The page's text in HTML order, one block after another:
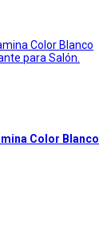
Color Blanco